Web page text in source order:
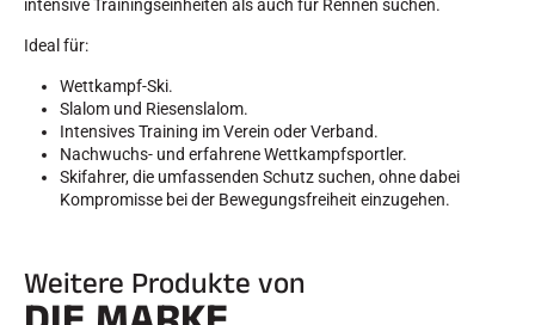
intensive Trainingseinheiten als auch für Rennen suchen.
Ideal für:
Wettkampf-Ski.
Slalom und Riesenslalom.
Intensives Training im Verein oder Verband.
Nachwuchs- und erfahrene Wettkampfsportler.
Skifahrer, die umfassenden Schutz suchen, ohne dabei
Kompromisse bei der Bewegungsfreiheit einzugehen.
Weitere Produkte von